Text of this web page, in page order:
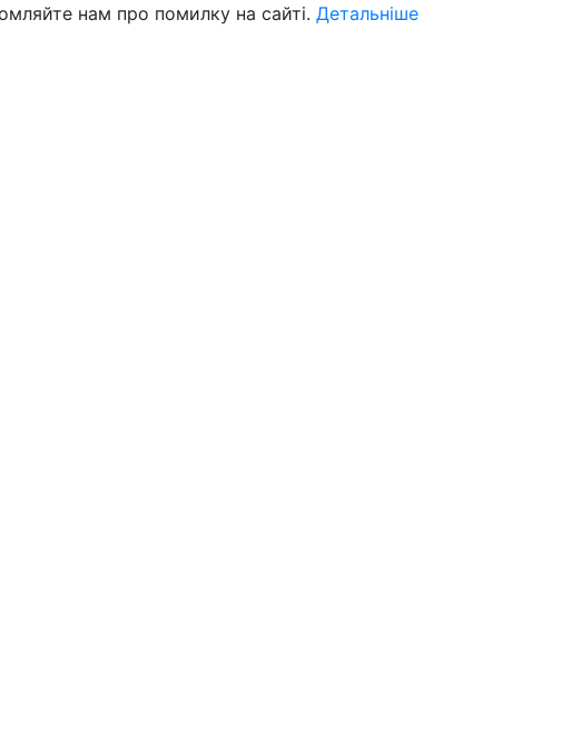
нам про помилку на сайті. Детальніше